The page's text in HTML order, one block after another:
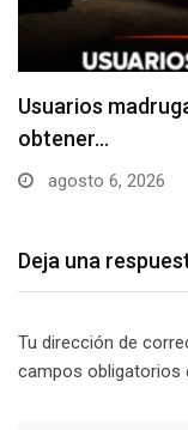
Usuarios
obtener…
agosto 6, 2026
Deja una
Tu dirección de
campos obligatorios